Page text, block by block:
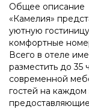
Общее описание
«Камелия»
уютную
комфортные
Всего в отеле
разместить до
современной
гостей на